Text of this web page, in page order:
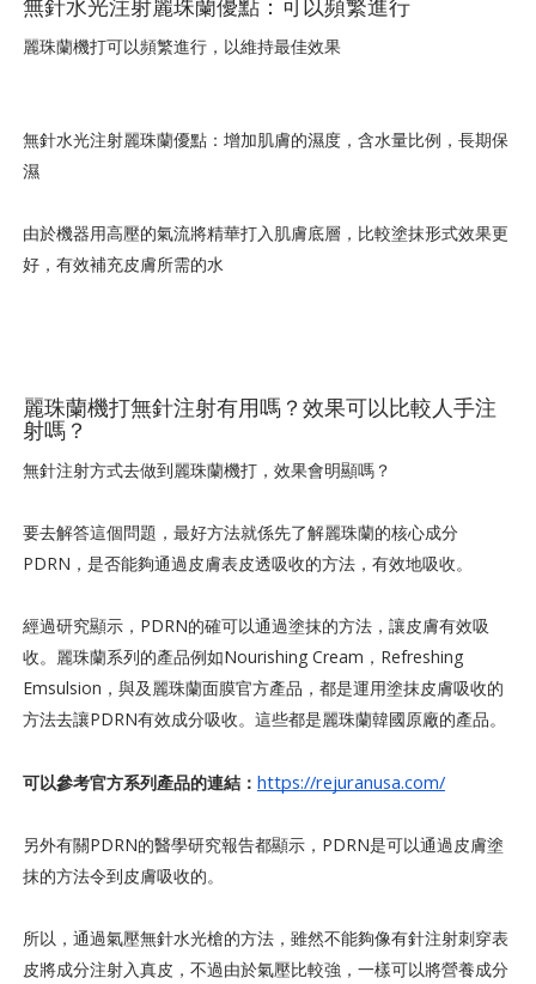
無針水光注射麗珠蘭優點：可以頻繁進行
麗珠蘭機打可以頻繁進行，以維持最佳效果
無針水光注射麗珠蘭優點：增加肌膚的濕度，含水量比例，長期保
濕
由於機器用高壓的氣流將精華打入肌膚底層，比較塗抹形式效果更
好，有效補充皮膚所需的水
麗珠蘭機打無針注射有用嗎？效果可以比較人手注
射嗎？
無針注射方式去做到麗珠蘭機打，效果會明顯嗎？
要去解答這個問題，最好方法就係先了解麗珠蘭的核心成分
PDRN，是否能夠通過皮膚表皮透吸收的方法，有效地吸收。
經過研究顯示，PDRN的確可以通過塗抹的方法，讓皮膚有效吸
收。麗珠蘭系列的產品例如Nourishing Cream，Refreshing
Emsulsion，與及麗珠蘭面膜官方產品，都是運用塗抹皮膚吸收的
方法去讓PDRN有效成分吸收。這些都是麗珠蘭韓國原廠的產品。
可以參考官方系列產品的連結： https://rejuranusa.com/
另外有關PDRN的醫學研究報告都顯示，PDRN是可以通過皮膚塗
抹的方法令到皮膚吸收的。
所以，通過氣壓無針水光槍的方法，雖然不能夠像有針注射刺穿表
皮將成分注射入真皮，不過由於氣壓比較強，一樣可以將營養成分